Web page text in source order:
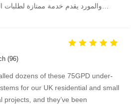
والمورد يقدم خدمة ممتازة لطلبات
(96)
dozens of these 75GPD under-
for our UK residential and small
projects, and they’ve been